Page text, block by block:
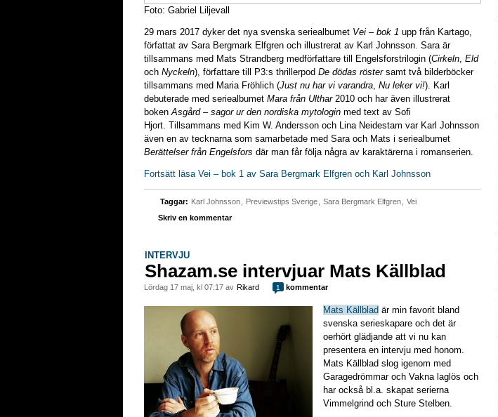
Foto: Gabriel Liljevall
29 mars 2017 dyker det nya svenska seriealbumet Vei – bok 1 upp från Kartago,
författat av Sara Bergmark Elfgren och illustrerat av Karl Johnsson. Sara är
tillsammans med Mats Strandberg medförfattare till Engelsforstrilogin (Cirkeln, Eld
och Nyckeln), författare till P3:s thrillerpod De dödas röster samt två bilderböcker
tillsammans med Maria Fröhlich (Just nu har vi varandra, Nu leker vi!). Karl
debuterade med seriealbumet Mara från Ulthar2010 och har även illustrerat
bokenAsgård – sagor ur den nordiska mytologin med text av Sofi
Hjort. Tillsammans med Kim W. Andersson och Lina Neidestam var Karl Johnsson
även en av tecknarna som samarbetade med Sara och Mats i seriealbumet
Berättelser från Engelsfors där man får följa några av karaktärerna i romanserien.
Fortsätt läsa Vei – bok 1 av Sara Bergmark Elfgren och Karl Johnsson
Taggar: Karl Johnsson Previewstips Sverige Sara Bergmark Elfgren
Vei
Skriv en kommentar
INTERVJU
Shazam.se intervjuar Mats Källblad
lördag 17 maj, kl 07:17 av Rikard 1 kommentar
Mats Källblad är min favorit bland
svenska serieskapare och det är
oerhört glädjande att vi nu kan
presentera en intervju med honom.
Mats Källblad slog igenom med
Garagedrömmar och Vakna laglös och
har också bl.a. skapat serierna
Vimmelgrind och Sture Stelben.